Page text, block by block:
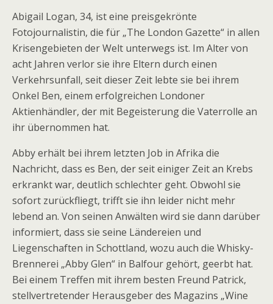
Abigail Logan, 34, ist eine preisgekrönte
Fotojournalistin, die für „The London Gazette“ in allen
Krisengebieten der Welt unterwegs ist. Im Alter von
acht Jahren verlor sie ihre Eltern durch einen
Verkehrsunfall, seit dieser Zeit lebte sie bei ihrem
Onkel Ben, einem erfolgreichen Londoner
Aktienhändler, der mit Begeisterung die Vaterrolle an
ihr übernommen hat.
Abby erhält bei ihrem letzten Job in Afrika die
Nachricht, dass es Ben, der seit einiger Zeit an Krebs
erkrankt war, deutlich schlechter geht. Obwohl sie
sofort zurückfliegt, trifft sie ihn leider nicht mehr
lebend an. Von seinen Anwälten wird sie dann darüber
informiert, dass sie seine Ländereien und
Liegenschaften in Schottland, wozu auch die Whisky-
Brennerei „Abby Glen“ in Balfour gehört, geerbt hat.
Bei einem Treffen mit ihrem besten Freund Patrick,
stellvertretender Herausgeber des Magazins „Wine